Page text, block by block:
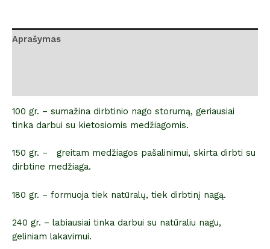
Aprašymas
100 gr. – sumažina dirbtinio nago storumą, geriausiai
tinka darbui su kietosiomis medžiagomis.
150 gr. – greitam medžiagos pašalinimui, skirta dirbti su
dirbtine medžiaga.
180 gr. – formuoja tiek natūralų, tiek dirbtinį nagą.
240 gr. – labiausiai tinka darbui su natūraliu nagu,
geliniam lakavimui.